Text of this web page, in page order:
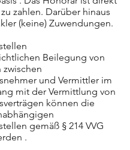
zahlen. Darüber hinaus
(keine) Zuwendungen.
Beilegung von
und Vermittler im
mit der Vermittlung von
können die
gemäß § 214 VVG
.